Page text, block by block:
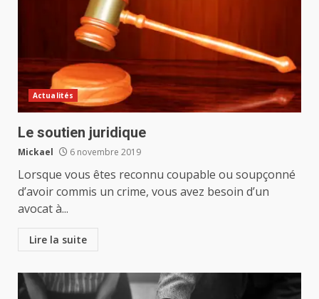
Actualités
Le soutien juridique
Mickael 6 novembre 2019
Lorsque vous êtes reconnu coupable ou soupçonné
d’avoir commis un crime, vous avez besoin d’un
avocat à...
Lire la suite